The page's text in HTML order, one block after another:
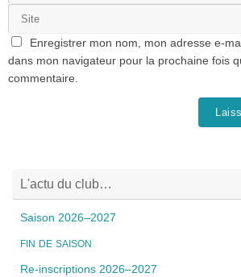
Enregistrer mon nom, mon adresse e-
dans mon navigateur pour la prochaine fois
commentaire.
L'actu du club…
Saison 2026–2027
FIN DE SAISON
Re-inscriptions 2026–2027